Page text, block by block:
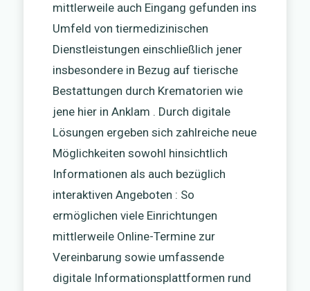
mittlerweile auch Eingang gefunden ins
Umfeld von tiermedizinischen
Dienstleistungen einschließlich jener
insbesondere in Bezug auf tierische
Bestattungen durch Krematorien wie
jene hier in Anklam . Durch digitale
Lösungen ergeben sich zahlreiche neue
Möglichkeiten sowohl hinsichtlich
Informationen als auch bezüglich
interaktiven Angeboten : So
ermöglichen viele Einrichtungen
mittlerweile Online-Termine zur
Vereinbarung sowie umfassende
digitale Informationsplattformen rund